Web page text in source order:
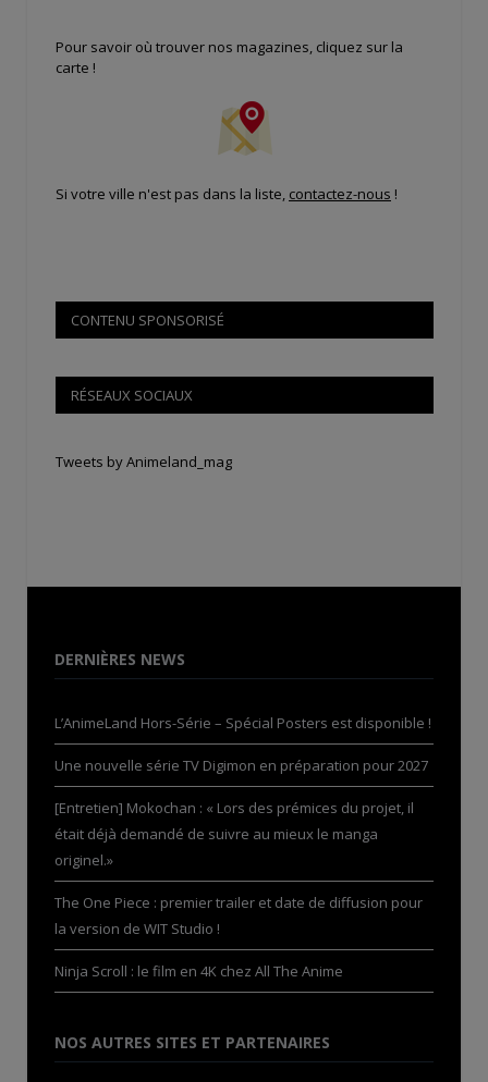
Pour savoir où trouver nos magazines, cliquez sur la
carte !
Si votre ville n'est pas dans la liste, contactez-nous !
CONTENU SPONSORISÉ
RÉSEAUX SOCIAUX
Tweets by Animeland_mag
DERNIÈRES NEWS
L’AnimeLand Hors-Série – Spécial Posters est disponible !
Une nouvelle série TV Digimon en préparation pour 2027
[Entretien] Mokochan : « Lors des prémices du projet, il
était déjà demandé de suivre au mieux le manga
originel.»
The One Piece : premier trailer et date de diffusion pour
la version de WIT Studio !
Ninja Scroll : le film en 4K chez All The Anime
NOS AUTRES SITES ET PARTENAIRES